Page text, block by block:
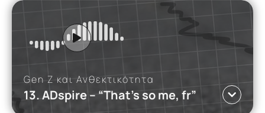
ΤΟ ΒΑΛΚΑΝΙΚΟ ΤΡΙΓΩΝΟ ΤΗΣ
Αυτό το podcast εξερευνά τη διάδοση
ψυχιατρικών όρων στα social media και την
επίδρασή τους στην αυτοδιάγνωση, εστιάζοντας
στο πώς η Gen Z ταυτίζεται με διαταραχές που
παρουσιάζονται διαδικτυακά.
Read more
Gen Z και Ανθεκτικότητα
13. ADspire – “That’s so me, fr”